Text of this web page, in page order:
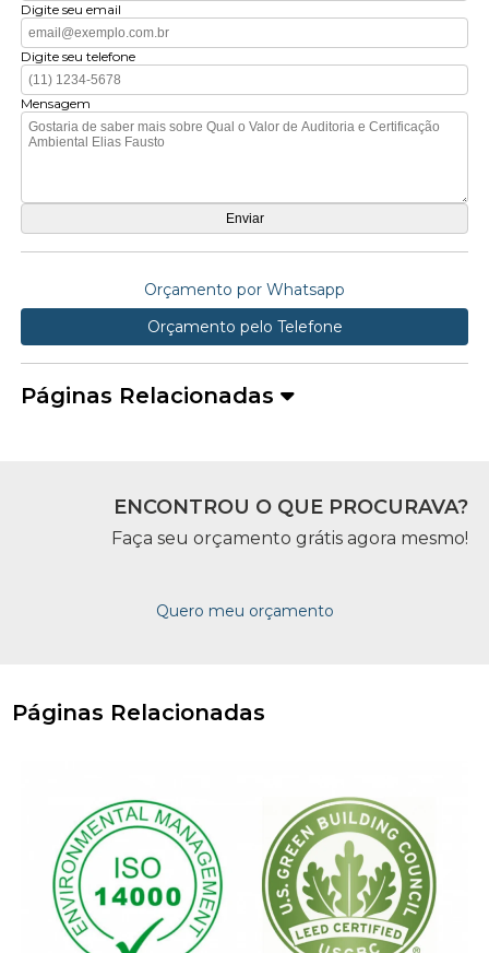
Digite seu email
Digite seu telefone
Mensagem
Orçamento por Whatsapp
Orçamento pelo Telefone
Páginas Relacionadas
ENCONTROU O QUE PROCURAVA?
Faça seu orçamento grátis agora mesmo!
Quero meu orçamento
Páginas Relacionadas